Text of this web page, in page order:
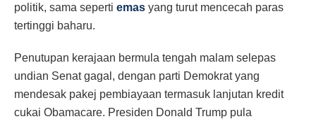
politik, sama seperti emas yang turut mencecah paras
tertinggi baharu.
Penutupan kerajaan bermula tengah malam selepas
undian Senat gagal, dengan parti Demokrat yang
mendesak pakej pembiayaan termasuk lanjutan kredit
cukai Obamacare. Presiden Donald Trump pula